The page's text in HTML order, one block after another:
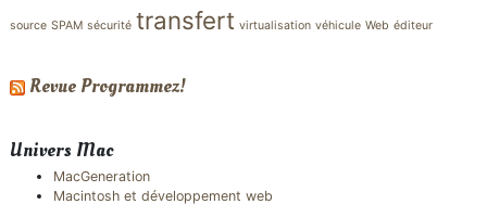
source SPAM sécurité transfert virtualisation véhicule Web éditeur
Revue Programmez!
Univers Mac
MacGeneration
Macintosh et développement web